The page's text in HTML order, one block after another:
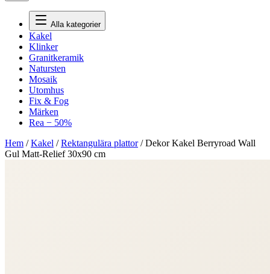
Alla kategorier
Kakel
Klinker
Granitkeramik
Natursten
Mosaik
Utomhus
Fix & Fog
Märken
Rea − 50%
Hem /Kakel /Rektangulära plattor/Dekor Kakel Berryroad Wall
Gul Matt-Relief 30x90 cm